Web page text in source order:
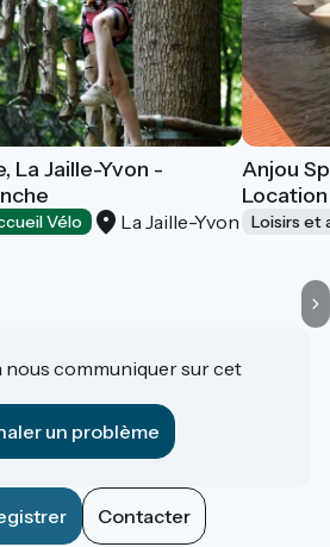
La Jaille-Yvon -
Vélo La Jaille-Yvon
Anjou
Loisirs et
nous communiquer sur cet
un problème
Contacter